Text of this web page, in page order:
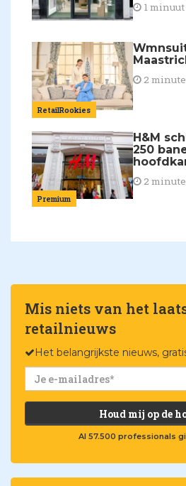
1 minuut
RetailRookies
2
Premium
H&M
250
2
Mis niets van het
retailnieuws
Het belangrijkste nieuws,
Houd mij op de
Al 57.500 professionals